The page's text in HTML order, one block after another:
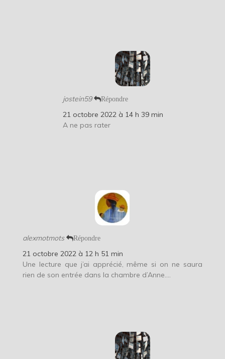
jostein59 Répondre
21 octobre 2022 à 14 h 39 min
A ne pas rater
alexmotmots Répondre
21 octobre 2022 à 12 h 51 min
Une lecture que j’ai apprécié, même si on ne saura
rien de son entrée dans la chambre d’Anne….